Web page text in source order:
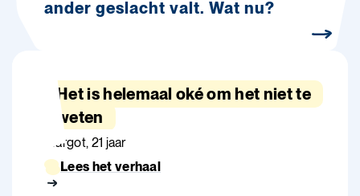
ander geslacht valt. Wat nu?
Het is helemaal oké om het niet te
weten
Margot, 21 jaar
Lees het verhaal